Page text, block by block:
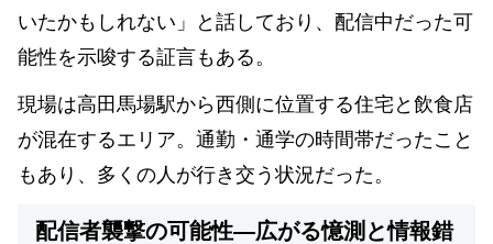
いたかもしれない」と話しており、配信中だった可
能性を示唆する証言もある。
現場は高田馬場駅から西側に位置する住宅と飲食店
が混在するエリア。通勤・通学の時間帯だったこと
もあり、多くの人が行き交う状況だった。
配信者襲撃の可能性—広がる憶測と情報錯